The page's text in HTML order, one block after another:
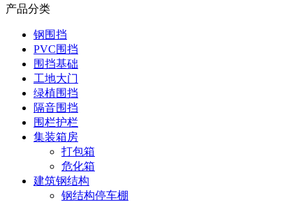
产品分类
钢围挡
PVC围挡
围挡基础
工地大门
绿植围挡
隔音围挡
围栏护栏
集装箱房
打包箱
危化箱
建筑钢结构
钢结构停车棚